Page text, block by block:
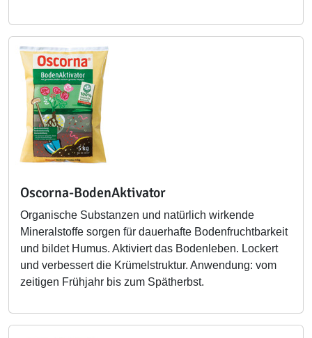
Oscorna-BodenAktivator
Organische Substanzen und natürlich wirkende
Mineralstoffe sorgen für dauerhafte Bodenfruchtbarkeit
und bildet Humus. Aktiviert das Bodenleben. Lockert
und verbessert die Krümelstruktur. Anwendung: vom
zeitigen Frühjahr bis zum Spätherbst.